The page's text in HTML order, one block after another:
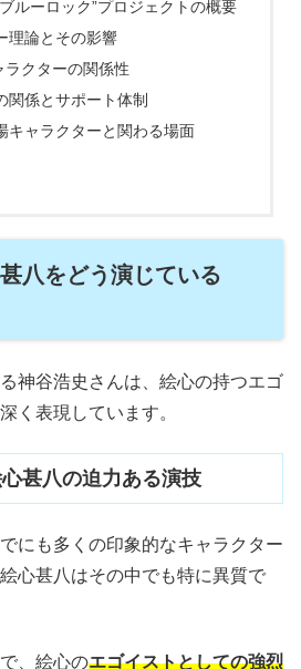
ルーロック”プロジェクトの概要
理論とその影響
クターの関係性
関係とサポート体制
キャラクターと関わる場面
八をどう演じている
神谷浩史さんは、絵心の持つエゴ
く表現しています。
甚八の迫力ある演技
にも多くの印象的なキャラクター
心甚八はその中でも特に異質で
、絵心のエゴイストとしての強烈